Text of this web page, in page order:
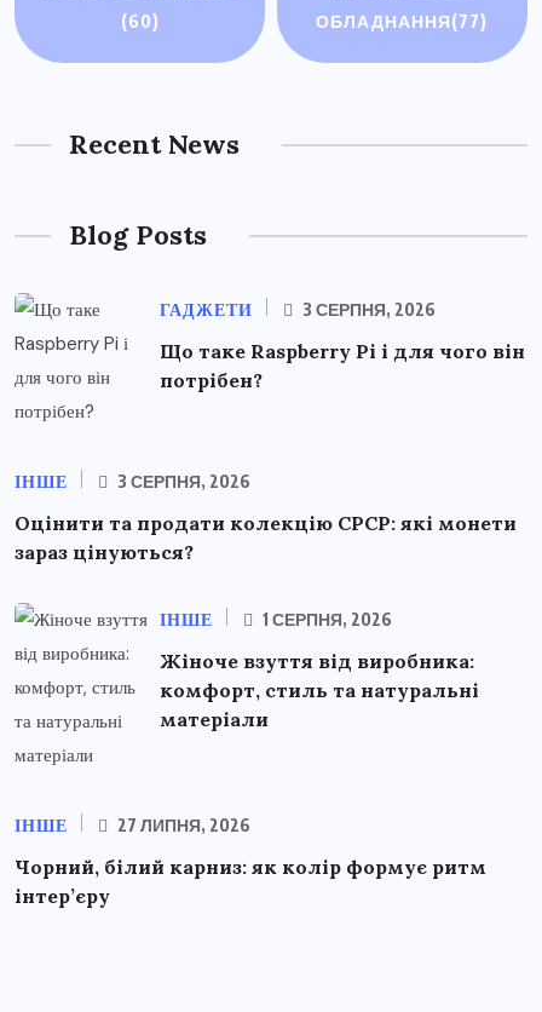
(60)
ОБЛАДНАННЯ(77)
Recent News
Blog Posts
ГАДЖЕТИ 3 СЕРПНЯ, 2026
Що таке Raspberry Pi і для чого він
потрібен?
ІНШЕ 3 СЕРПНЯ, 2026
Оцінити та продати колекцію СРСР: які монети
зараз цінуються?
ІНШЕ 1 СЕРПНЯ, 2026
Жіноче взуття від виробника:
комфорт, стиль та натуральні
матеріали
ІНШЕ 27 ЛИПНЯ, 2026
Чорний, білий карниз: як колір формує ритм
інтер’єру